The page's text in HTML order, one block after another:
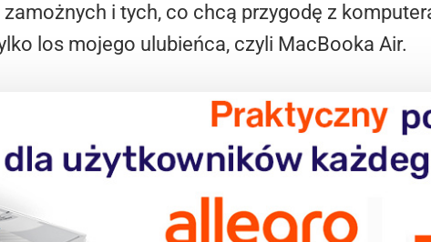
i tych, co chcą przygodę z
los mojego ulubieńca, czyli MacBooka Air.